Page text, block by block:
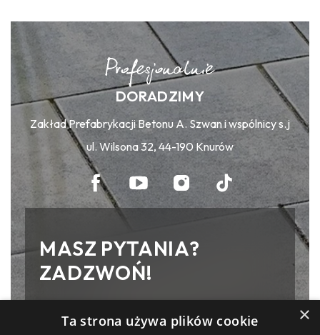
MASZ PYTANIA?
ZADZWOŃ!
DORADZIMY
Zakład Prefabrykacji Betonu A. Szwan i wspólnicy s.j
ul. Wilsona 32, 44-190 Knurów
×
Ta strona używa plików cookie